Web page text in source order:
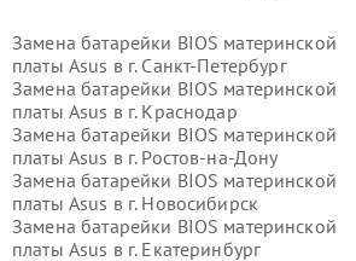
Замена батарейки BIOS материнской
платы Asus в г. Санкт-Петербург
Замена батарейки BIOS материнской
платы Asus в г. Краснодар
Замена батарейки BIOS материнской
платы Asus в г. Ростов-на-Дону
Замена батарейки BIOS материнской
платы Asus в г. Новосибирск
Замена батарейки BIOS материнской
платы Asus в г. Екатеринбург